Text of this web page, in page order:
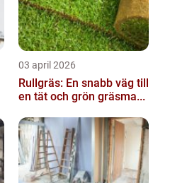
03 april 2026
Rullgräs: En snabb väg till
en tät och grön gräsma...